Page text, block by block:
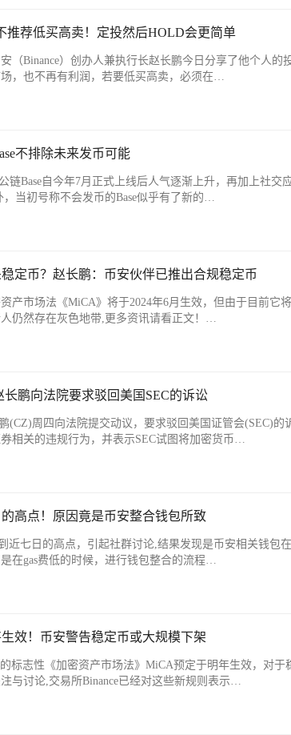
推荐低买高卖！定投然后HOLD会更简单
（Binance）创办人兼执行长赵长鹏今日分享了他个人的
，也不再有利润，若要低买高卖，必须在…
不排除未来发币可能
链Base自今年7月正式上线后人气逐渐上升，再加上社交
当初号称不会发币的Base似乎有了新的…
定币？赵长鹏：币安伙伴已推出合规稳定币
产市场法《MiCA》将于2024年6月生效，但由于目前它
仍然存在灰色地带,更多资讯请看正文！…
长鹏向法院要求驳回美国SEC的诉讼
(CZ)周四向法院提交动议，要求驳回美国证管会(SEC)的
相关的违规行为，并表示SEC试图将加密货币…
高点！原因竟是币安整合钱包所致
近七日的高点，引起社群讨论,结果发现是币安相关钱包
在gas费低的时候，进行钱包整合的流程…
效！币安警告稳定币或大规模下架
标志性《加密资产市场法》MiCA预定于明年生效，对于
与讨论,交易所Binance已经对这些新规则表示…